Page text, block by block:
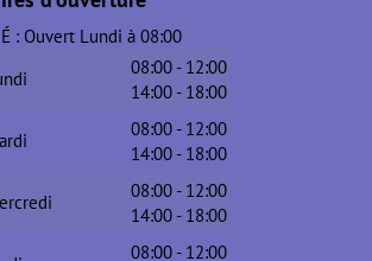
: Ouvert Lundi à 08:00
08:00 - 12:00
14:00 - 18:00
08:00 - 12:00
14:00 - 18:00
08:00 - 12:00
14:00 - 18:00
08:00 - 12:00